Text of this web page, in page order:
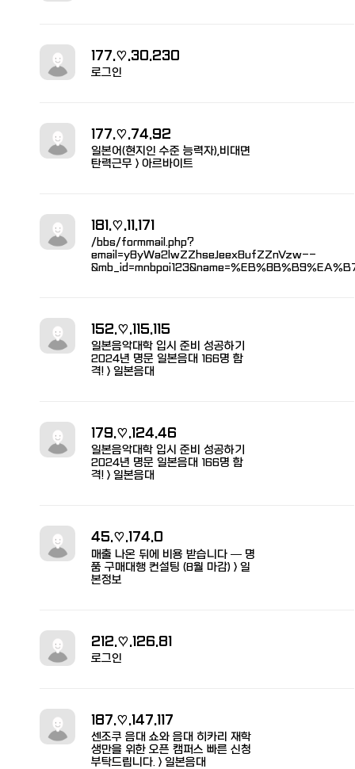
177.♡.30.230
로그인
177.♡.74.92
일본어(현지인 수준 능력자),비대면
탄력근무 > 아르바이트
181.♡.11.171
/bbs/formmail.php?
email=y8yWa2lwZZhseJeex8ufZZnVzw--
152.♡.115.115
일본음악대학 입시 준비 성공하기
2024년 명문 일본음대 166명 합
격! > 일본음대
179.♡.124.46
일본음악대학 입시 준비 성공하기
2024년 명문 일본음대 166명 합
격! > 일본음대
45.♡.174.0
매출 나온 뒤에 비용 받습니다 — 명
품 구매대행 컨설팅 (8월 마감) > 일
본정보
212.♡.126.81
로그인
187.♡.147.117
센조쿠 음대 쇼와 음대 히카리 재학
생만을 위한 오픈 캠퍼스 빠른 신청
부탁드립니다. > 일본음대